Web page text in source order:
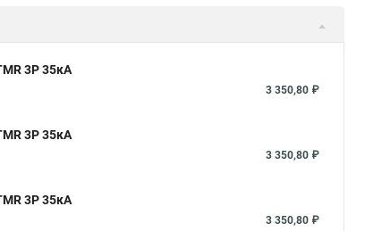
3P 35кА
3 350,80 ₽
3P 35кА
3 350,80 ₽
3P 35кА
3 350,80 ₽